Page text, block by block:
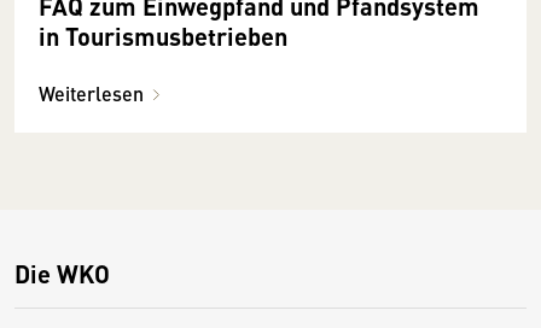
in Tourismusbetrieben
Weiterlesen
Die WKO